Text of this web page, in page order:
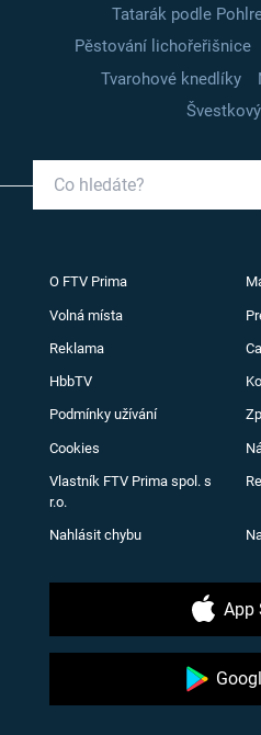
Tatarák podle
Pěstování lichořeřišnice
Tvarohové knedlíky
O FTV Prima
Volná místa
Reklama
HbbTV
Podmínky užívání
Cookies
Vlastník FTV Prima spol. s
r.o.
Nahlásit chybu
App